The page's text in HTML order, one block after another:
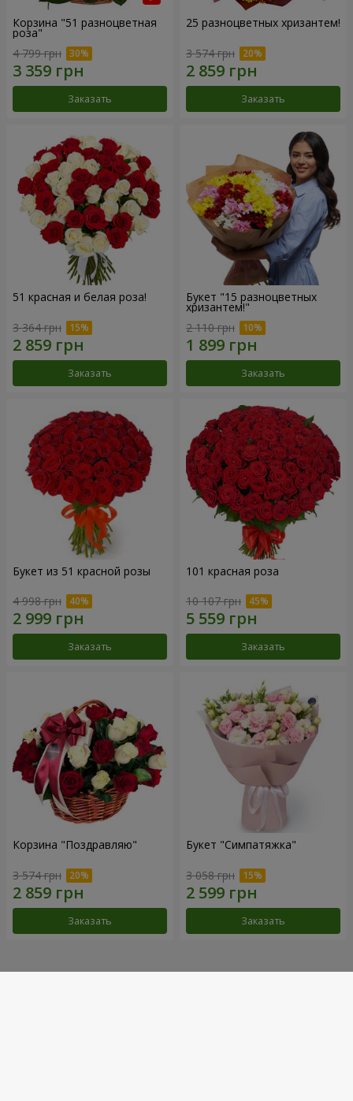
Корзина "51 разноцветная
роза"
4 799 грн
Заказать
25 разноцветных хризантем!
3 574 грн
Заказать
51 красная и белая роза!
3 364 грн
Заказать
Букет "15 разноцветных
хризантем!"
2 110 грн
Заказать
Букет из 51 красной розы
4 998 грн
Заказать
101 красная роза
10 107 грн
Заказать
Корзина "Поздравляю"
3 574 грн
Заказать
Букет "Симпатяжка"
3 058 грн
Заказать